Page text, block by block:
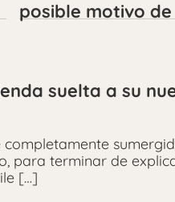
posible motivo
suelta a su
completamente
para terminar de
[…]